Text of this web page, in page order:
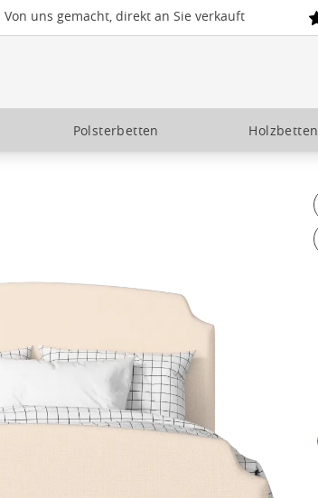
Von uns gemacht, direkt an Sie verkauft
Polsterbetten Holzbetten